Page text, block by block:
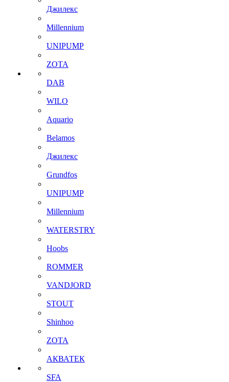
Джилекс
Millennium
UNIPUMP
ZOTA
DAB
WILO
Aquario
Belamos
Джилекс
Grundfos
UNIPUMP
Millennium
WATERSTRY
Hoobs
ROMMER
VANDJORD
STOUT
Shinhoo
ZOTA
АКВАТЕК
SFA